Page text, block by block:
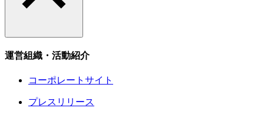
運営組織・活動紹介
コーポレートサイト
プレスリリース